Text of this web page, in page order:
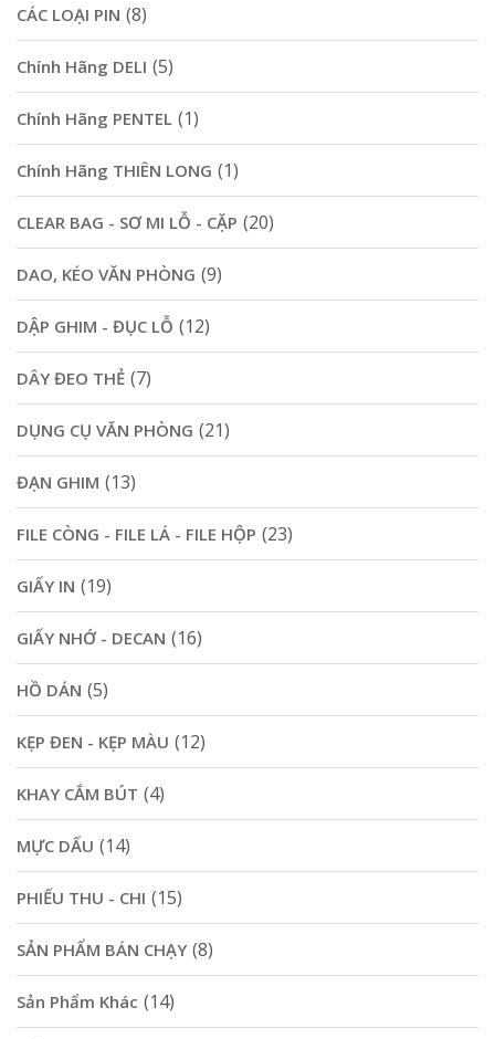
CÁC LOẠI PIN (8)
Chính Hãng DELI (5)
Chính Hãng PENTEL (1)
Chính Hãng THIÊN LONG (1)
CLEAR BAG - SƠ MI LỖ - CẶP (20)
DAO, KÉO VĂN PHÒNG (9)
DẬP GHIM - ĐỤC LỖ (12)
DÂY ĐEO THẺ (7)
DỤNG CỤ VĂN PHÒNG (21)
ĐẠN GHIM (13)
FILE CÒNG - FILE LÁ - FILE HỘP (23)
GIẤY IN (19)
GIẤY NHỚ - DECAN (16)
HỒ DÁN (5)
KẸP ĐEN - KẸP MÀU (12)
KHAY CẮM BÚT (4)
MỰC DẤU (14)
PHIẾU THU - CHI (15)
SẢN PHẨM BÁN CHẠY (8)
Sản Phẩm Khác (14)